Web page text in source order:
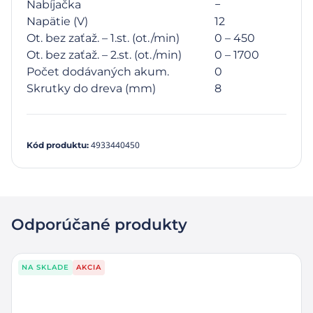
Nabíjačka
−
Napätie (V)
12
Ot. bez zaťaž. – 1.st. (ot./min)
0 – 450
Ot. bez zaťaž. – 2.st. (ot./min)
0 – 1700
Počet dodávaných akum.
0
Skrutky do dreva (mm)
8
Kód produktu: 4933440450
Odporúčané produkty
NA SKLADE AKCIA